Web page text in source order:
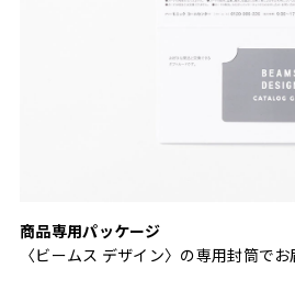
商品専用パッケージ
〈ビームス デザイン〉の専用封筒でお